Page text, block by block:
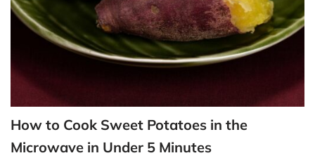
How to Cook Sweet Potatoes in the
Microwave in Under 5 Minutes